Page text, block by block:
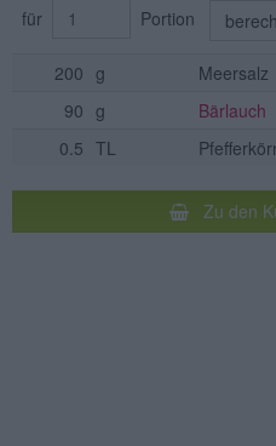
für Portion
200 g
Meersalz
90 g
Bärlauch
0.5 TL
Zu den